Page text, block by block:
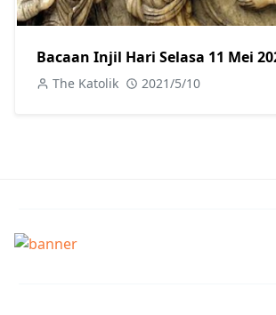
Bacaan Injil Hari Selasa 11 Mei
The Katolik 2021/5/10